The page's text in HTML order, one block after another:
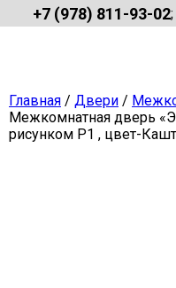
+7 (978) 811-93-02;
Главная / Двери /
Межкомнатная дверь
рисунком Р1 , цвет-